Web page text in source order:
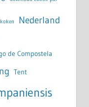
koken Nederland
de Compostela
Tent